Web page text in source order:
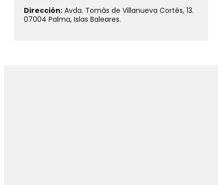
Dirección: Avda. Tomàs de Villanueva Cortés, 13.
07004 Palma, Islas Baleares.